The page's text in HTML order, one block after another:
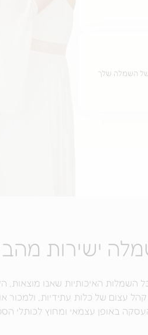
של השמלה שלך
ישירות
כל השמלות האיכותיות שאנו
עצום של כלות עתידיות,
באופן עצמאי ומחוץ לכותלי